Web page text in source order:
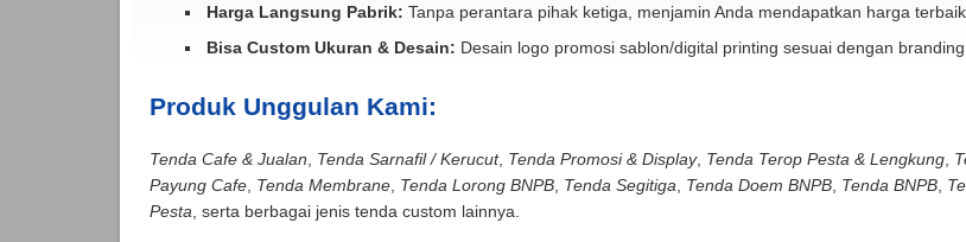
Harga Langsung Pabrik: Tanpa perantara pihak ketiga, menjamin Anda mendapatkan harga
Bisa Custom Ukuran & Desain: Desain logo promosi sablon/digital printing sesuai dengan branding
Produk Unggulan Kami:
Tenda Cafe & Jualan Tenda Sarnafil / Kerucut, Tenda Promosi & Display, Tenda Terop Pesta & Lengkung,
Payung Cafe, Tenda Membrane, Tenda Lorong BNPB, Tenda Segitiga Tenda Doem BNPB, Tenda BNPB,
Pesta , serta berbagai jenis tenda custom lainnya.